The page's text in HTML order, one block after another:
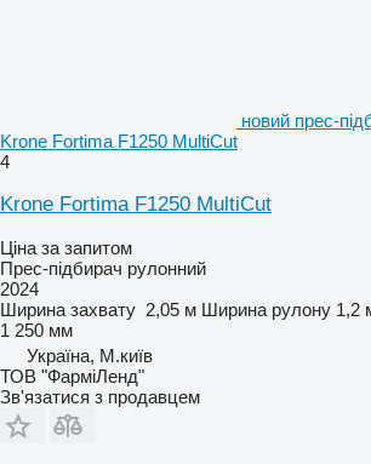
новий прес-
Krone Fortima F1250 MultiCut
4
Krone Fortima F1250 MultiCut
Ціна за запитом
Прес-підбирач рулонний
2024
Ширина захвату 2,05 м Ширина рулону 1,2
1 250 мм
Україна, М.київ
ТОВ "ФарміЛенд"
Зв'язатися з продавцем